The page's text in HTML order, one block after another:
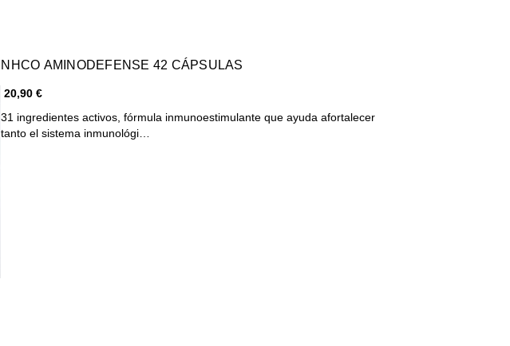
NHCO AMINODEFENSE 42 CÁPSULAS
20,90 €
31 ingredientes activos, fórmula inmunoestimulante que ayuda afortalecer
tanto el sistema inmunológi…